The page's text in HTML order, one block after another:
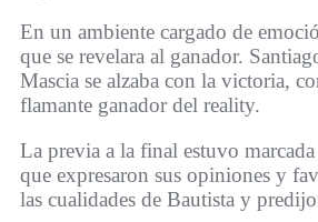
En un ambiente cargado de
que se revelara al ganador.
Mascia se alzaba con la victoria,
flamante ganador del reality.
La previa a la final estuvo
que expresaron sus opiniones y
las cualidades de Bautista y